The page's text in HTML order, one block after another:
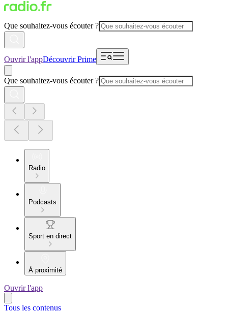
Que souhaitez-vous écouter ?
Ouvrir l'appDécouvrir Prime
Que souhaitez-vous écouter ?
Radio
Podcasts
Sport en direct
À proximité
Ouvrir l'app
Tous les contenus